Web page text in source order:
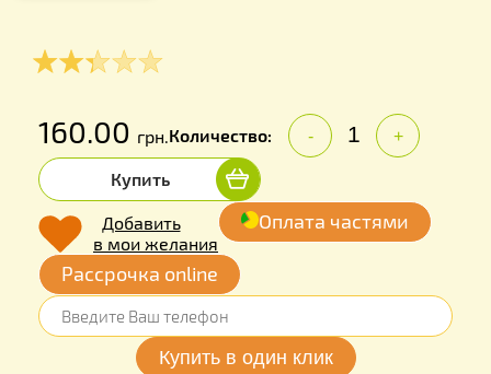
160.00 грн.Количество: - +
Купить
Добавить
в мои желания
Оплата частями
Рассрочка online